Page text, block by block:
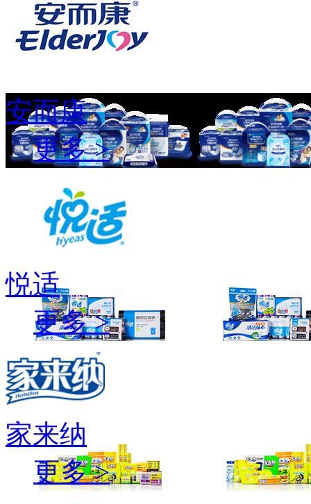
安而康
更多 >
悦适
更多 >
家来纳
更多 >